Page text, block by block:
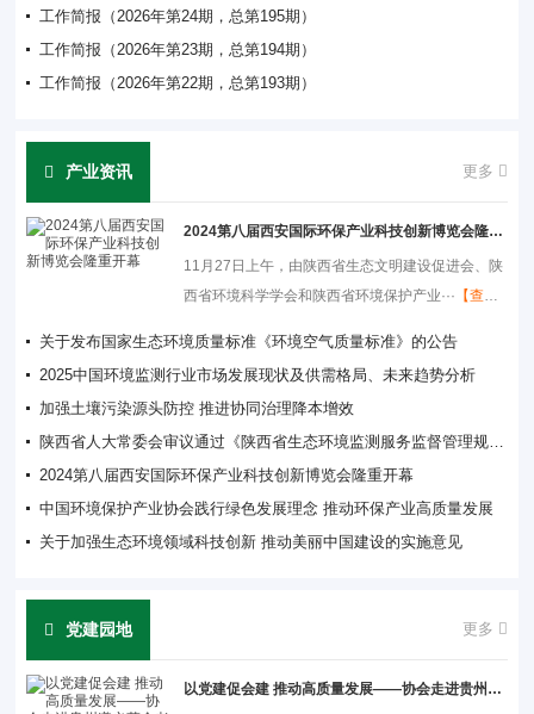
工作简报（2026年第24期，总第195期）
工作简报（2026年第23期，总第194期）
工作简报（2026年第22期，总第193期）
产业资讯 更多
2024第八届西安国际环保产业科技创新博览会隆重开幕
11月27日上午，由陕西省生态文明建设促进会、陕
西省环境科学学会和陕西省环境保护产业··· 【查看
关于发布国家生态环境质量标准《环境空气质量标准》的公告
2025中国环境监测行业市场发展现状及供需格局、未来趋势分析
加强土壤污染源头防控 推进协同治理降本增效
陕西省人大常委会审议通过《陕西省生态环境监测服务监督管理规定》自2025年1月1日起实施
2024第八届西安国际环保产业科技创新博览会隆重开幕
中国环境保护产业协会践行绿色发展理念 推动环保产业高质量发展
关于加强生态环境领域科技创新 推动美丽中国建设的实施意见
党建园地 更多
以党建促会建 推动高质量发展——协会走进贵州遵义革命老区考察